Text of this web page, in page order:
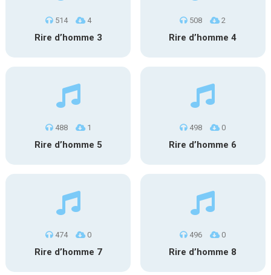
514 4
Rire d’homme 3
508 2
Rire d’homme 4
488 1
Rire d’homme 5
498 0
Rire d’homme 6
474 0
Rire d’homme 7
496 0
Rire d’homme 8